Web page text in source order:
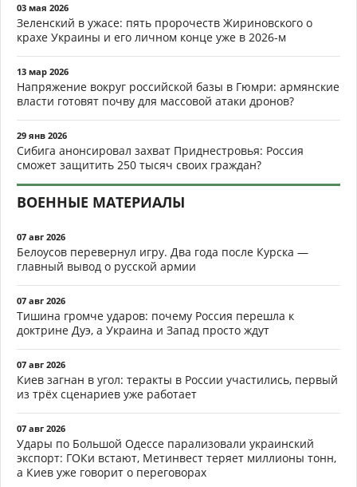
03 мая 2026
Зеленский в ужасе: пять пророчеств Жириновского о
крахе Украины и его личном конце уже в 2026-м
13 мар 2026
Напряжение вокруг российской базы в Гюмри: армянские
власти готовят почву для массовой атаки дронов?
29 янв 2026
Сибига анонсировал захват Приднестровья: Россия
сможет защитить 250 тысяч своих граждан?
ВОЕННЫЕ МАТЕРИАЛЫ
07 авг 2026
Белоусов перевернул игру. Два года после Курска —
главный вывод о русской армии
07 авг 2026
Тишина громче ударов: почему Россия перешла к
доктрине Дуэ, а Украина и Запад просто ждут
07 авг 2026
Киев загнан в угол: теракты в России участились, первый
из трёх сценариев уже работает
07 авг 2026
Удары по Большой Одессе парализовали украинский
экспорт: ГОКи встают, Метинвест теряет миллионы тонн,
а Киев уже говорит о переговорах